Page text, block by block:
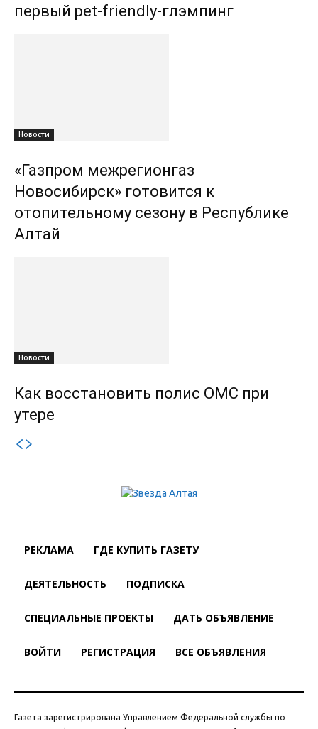
первый pet-friendly-глэмпинг
Новости
«Газпром межрегионгаз
Новосибирск» готовится к
отопительному сезону в Республике
Алтай
Новости
Как восстановить полис ОМС при
утере
РЕКЛАМА ГДЕ КУПИТЬ ГАЗЕТУ
ДЕЯТЕЛЬНОСТЬ ПОДПИСКА
СПЕЦИАЛЬНЫЕ ПРОЕКТЫ ДАТЬ ОБЪЯВЛЕНИЕ
ВОЙТИ РЕГИСТРАЦИЯ ВСЕ ОБЪЯВЛЕНИЯ
Газета зарегистрирована Управлением Федеральной службы по